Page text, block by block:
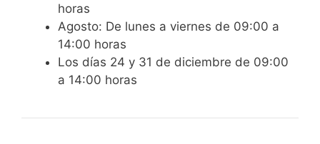
horas
Agosto: De lunes a viernes de 09:00 a
14:00 horas
Los días 24 y 31 de diciembre de 09:00
a 14:00 horas